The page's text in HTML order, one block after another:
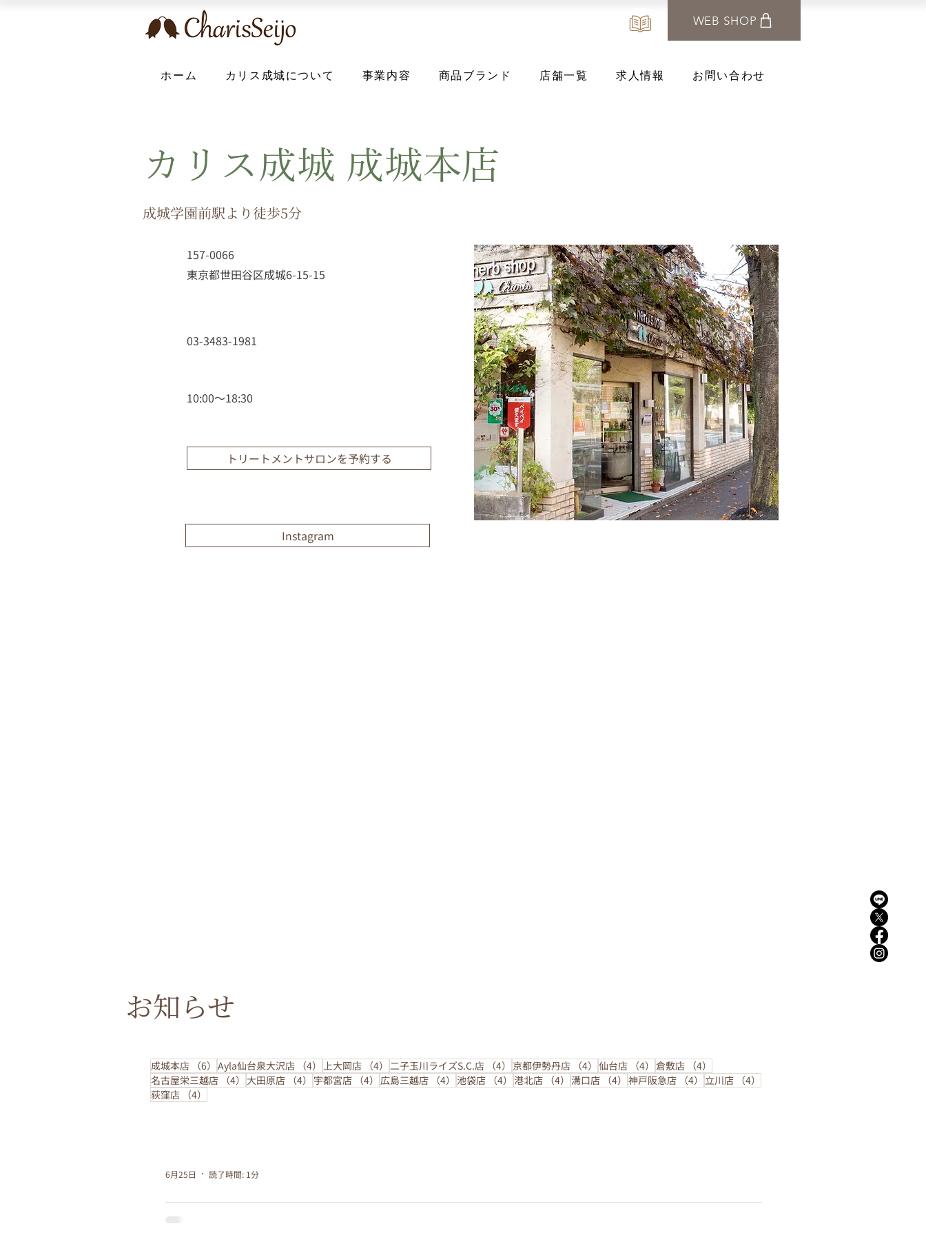
WEB SHOP
ホーム カリス成城について 事業内容 商品ブランド 店舗一覧 求人情報 お問い合わせ
カリス成城 成城本店
成城学園前駅より徒歩5分
157-0066
東京都世田谷区成城6-15-15
03-3483-1981
10:00～18:30
トリートメントサロンを予約する
Instagram
お知らせ
成城本店 （6） 6件の記事
Ayla仙台泉大沢店 （4） 4件の記事
上大岡店 （4） 4件の記事
二子玉川ライズS.C.店 （4） 4件の記事
京都伊勢丹店 （4） 4件の記事
仙台店 （4） 4件の記事
倉敷店 （4）
名古屋栄三越店 （4） 4件の記事
大田原店 （4） 4件の記事
宇都宮店 （4） 4件の記事
広島三越店 （4） 4件の記事
池袋店 （4） 4件の記事
港北店 （4） 4件の記事
溝口店 （4） 4件の記事
神戸阪急店 （4） 4件の記事
立川店 （4）
荻窪店 （4）
トリートメントサロンから夏の限定コースのお知らせ
6月25日 読了時間: 1分